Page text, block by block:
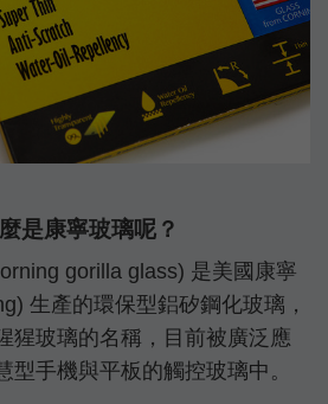
是康寧玻璃呢？
gorilla glass) 是美國康寧
生產的環保型鋁矽鋼化玻璃，
猩玻璃的名稱，目前被廣泛應
型手機與平板的觸控玻璃中。